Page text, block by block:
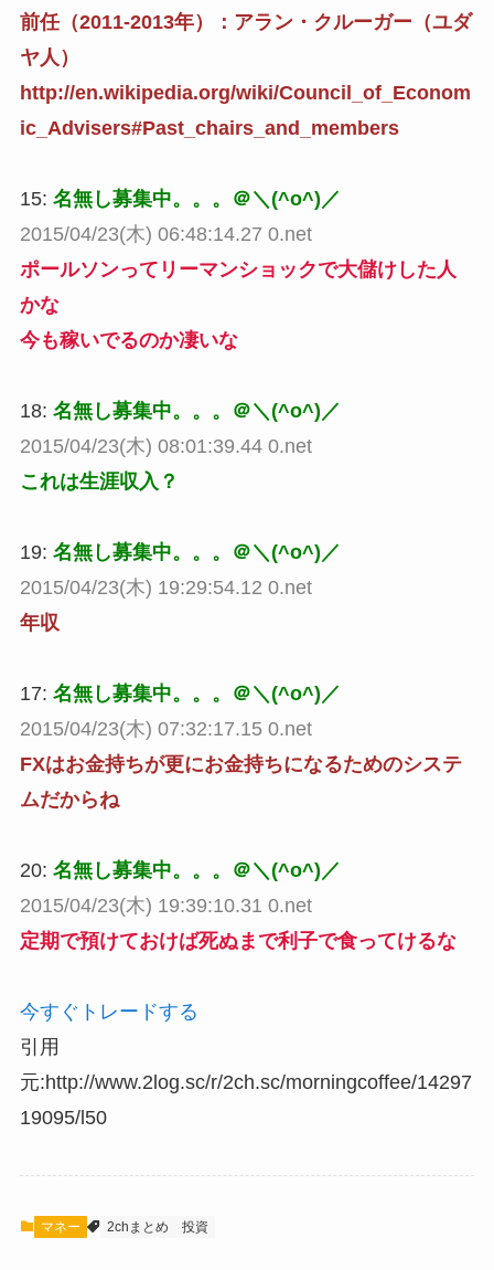
前任（2011-2013年）：アラン・クルーガー（ユダ
ヤ人）
http://en.wikipedia.org/wiki/Council_of_Econom
ic_Advisers#Past_chairs_and_members
15: 名無し募集中。。。＠＼(^o^)／
2015/04/23(木) 06:48:14.27 0.net
ポールソンってリーマンショックで大儲けした人
かな
今も稼いでるのか凄いな
18: 名無し募集中。。。＠＼(^o^)／
2015/04/23(木) 08:01:39.44 0.net
これは生涯収入？
19: 名無し募集中。。。＠＼(^o^)／
2015/04/23(木) 19:29:54.12 0.net
年収
17: 名無し募集中。。。＠＼(^o^)／
2015/04/23(木) 07:32:17.15 0.net
FXはお金持ちが更にお金持ちになるためのシステ
ムだからね
20: 名無し募集中。。。＠＼(^o^)／
2015/04/23(木) 19:39:10.31 0.net
定期で預けておけば死ぬまで利子で食ってけるな
今すぐトレードする
引用
元:http://www.2log.sc/r/2ch.sc/morningcoffee/14297
19095/l50
マネー 2chまとめ 投資